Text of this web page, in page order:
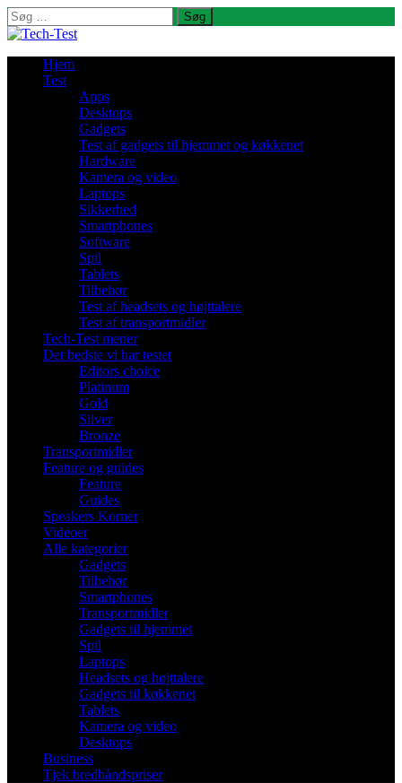
Søg
efter:
Hjem
Test
Apps
Desktops
Gadgets
Test af gadgets til hjemmet og køkkenet
Hardware
Kamera og video
Laptops
Sikkerhed
Smartphones
Software
Spil
Tablets
Tilbehør
Test af headsets og højttalere
Test af transportmidler
Tech-Test mener
Det bedste vi har testet
Editors choice
Platinum
Gold
Silver
Bronze
Transportmidler
Feature og guides
Feature
Guides
Speakers Korner
Videoer
Alle kategorier
Gadgets
Tilbehør
Smartphones
Transportmidler
Gadgets til hjemmet
Spil
Laptops
Headsets og højttalere
Gadgets til køkkenet
Tablets
Kamera og video
Desktops
Business
Tjek bredbåndspriser